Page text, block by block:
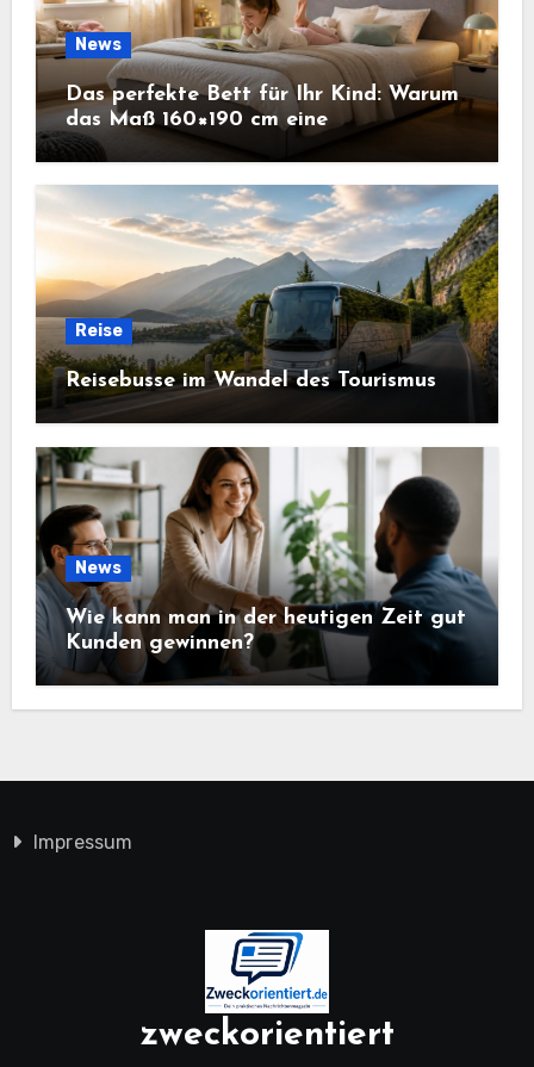
News
Das perfekte Bett für Ihr Kind: Warum
das Maß 160×190 cm eine
ausgezeichnete Wahl ist
Reise
Reisebusse im Wandel des Tourismus
News
Wie kann man in der heutigen Zeit gut
Kunden gewinnen?
Impressum
zweckorientiert